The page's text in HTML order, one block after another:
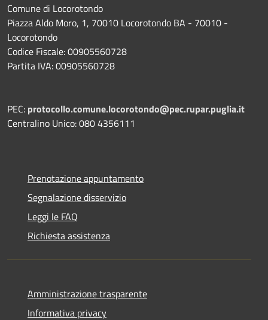
Comune di Locorotondo
Piazza Aldo Moro, 1, 70010 Locorotondo BA - 70010 -
Locorotondo
Codice Fiscale: 00905560728
Partita IVA: 00905560728
PEC: protocollo.comune.locorotondo@pec.rupar.puglia.it
Centralino Unico: 080 4356111
Prenotazione appuntamento
Segnalazione disservizio
Leggi le FAQ
Richiesta assistenza
Amministrazione trasparente
Informativa privacy